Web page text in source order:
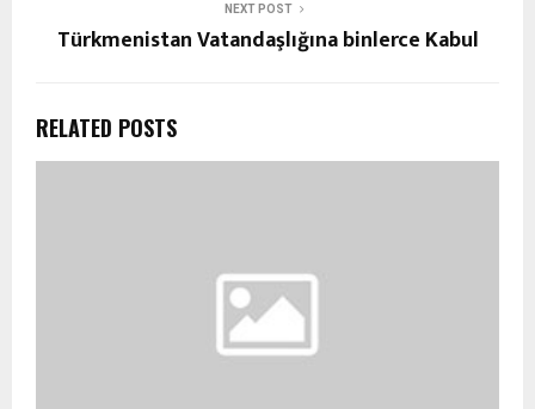
NEXT POST
Türkmenistan Vatandaşlığına binlerce Kabul
RELATED POSTS